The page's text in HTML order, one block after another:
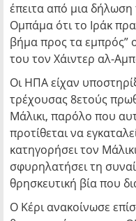
έπειτα από μια
Ομπάμα ότι το Ιράκ
βήμα προς τα εμπρός”
του τον Χάιντερ αλ-
Οι ΗΠΑ είχαν
τρέχουσας 8ετούς
Μάλικι, παρόλο που
προτίθεται να
κατηγορήσει τον
σφυρηλατήσει τη
θρησκευτική βία που
Ο Κέρι ανακοίνωσε